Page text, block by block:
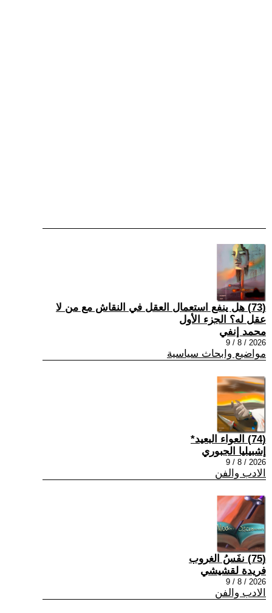
(73) هل ينفع استعمال العقل في النقاش مع من لا
عقل له؟ الجزء الأول
محمد إنفي
2026 / 8 / 9
مواضيع وابحاث سياسية
(74) العواء البعيد*
إشبيليا الجبوري
2026 / 8 / 9
الادب والفن
(75) نفَسُ الغروب
فريدة لقشيشي
2026 / 8 / 9
الادب والفن